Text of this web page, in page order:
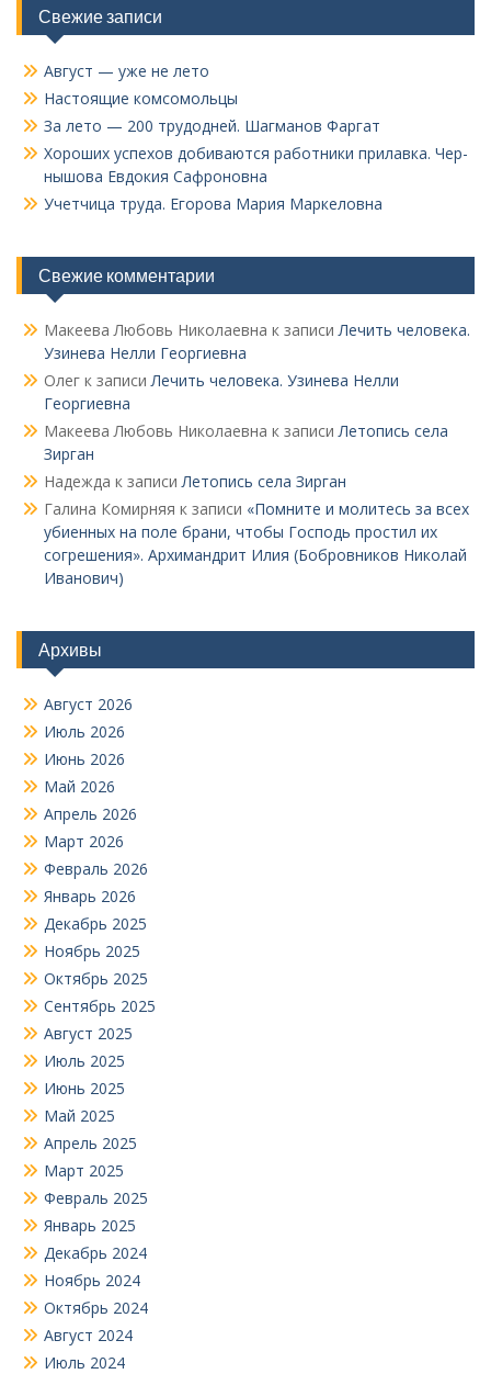
Свежие записи
Август — уже не лето
Настоящие комсомольцы
За лето — 200 трудодней. Шагманов Фаргат
Хороших успехов добиваются работники прилавка. Чер­
нышова Евдокия Сафроновна
Учетчица труда. Его­рова Мария Маркеловна
Свежие комментарии
Макеева Любовь Николаевна к записиЛечить человека.
Узинева Нелли Георгиевна
Олег к записиЛечить человека. Узинева Нелли
Георгиевна
Макеева Любовь Николаевна к записиЛетопись села
Зирган
Надежда к записиЛетопись села Зирган
Галина Комирняя к записи «Помните и молитесь за всех
убиенных на поле брани, чтобы Господь простил их
согрешения». Архимандрит Илия (Бобровников Николай
Иванович)
Архивы
Август 2026
Июль 2026
Июнь 2026
Май 2026
Апрель 2026
Март 2026
Февраль 2026
Январь 2026
Декабрь 2025
Ноябрь 2025
Октябрь 2025
Сентябрь 2025
Август 2025
Июль 2025
Июнь 2025
Май 2025
Апрель 2025
Март 2025
Февраль 2025
Январь 2025
Декабрь 2024
Ноябрь 2024
Октябрь 2024
Август 2024
Июль 2024